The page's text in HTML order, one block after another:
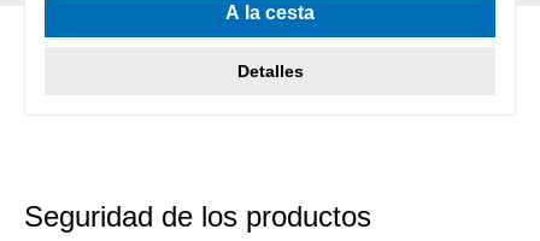
A la cesta
Detalles
Seguridad de los productos